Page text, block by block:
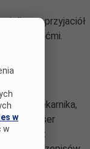
oraz przyjaciół
z dziećmi.
z piekarnika,
deser
tarte z
w
w